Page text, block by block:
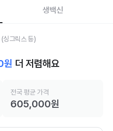
생백신
싱그릭스 등)
원 더 저렴해요
전국 평균 가격
605,000원